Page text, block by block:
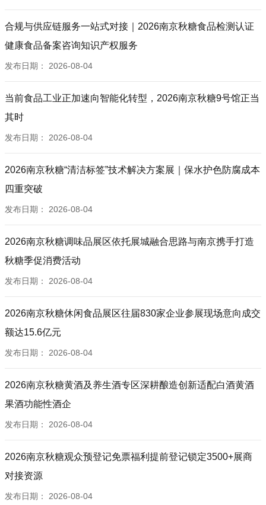
合规与供应链服务一站式对接｜2026南京秋糖食品检测认证
健康食品备案咨询知识产权服务
发布日期： 2026-08-04
当前食品工业正加速向智能化转型，2026南京秋糖9号馆正当
其时
发布日期： 2026-08-04
2026南京秋糖“清洁标签”技术解决方案展｜保水护色防腐成本
四重突破
发布日期： 2026-08-04
2026南京秋糖调味品展区依托展城融合思路与南京携手打造
秋糖季促消费活动
发布日期： 2026-08-04
2026南京秋糖休闲食品展区往届830家企业参展现场意向成交
额达15.6亿元
发布日期： 2026-08-04
2026南京秋糖黄酒及养生酒专区深耕酿造创新适配白酒黄酒
果酒功能性酒企
发布日期： 2026-08-04
2026南京秋糖观众预登记免票福利提前登记锁定3500+展商
对接资源
发布日期： 2026-08-04